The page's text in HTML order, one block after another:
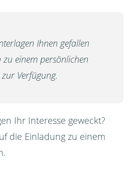
Ihnen gefallen
zu einem persönlichen
Verfügung.
Ihr Interesse geweckt?
die Einladung zu einem